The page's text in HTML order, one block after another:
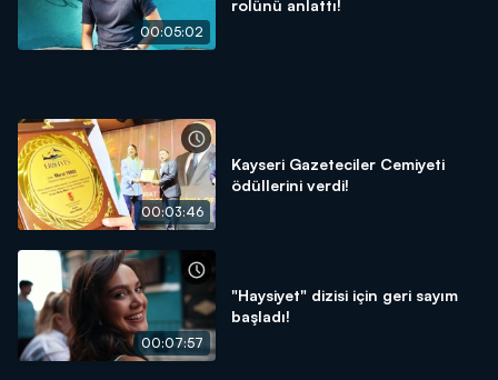
00:05:02
rolünü anlattı!
00:03:46
Kayseri Gazeteciler Cemiyeti
ödüllerini verdi!
00:07:57
"Haysiyet" dizisi için geri sayım
başladı!